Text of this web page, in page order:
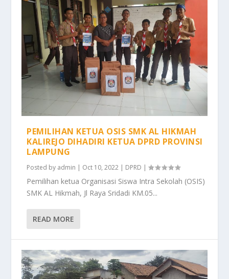
PEMILIHAN KETUA OSIS SMK AL HIKMAH
KALIREJO DIHADIRI KETUA DPRD PROVINSI
LAMPUNG
Posted by admin | Oct 10, 2022 | DPRD |
Pemilihan ketua Organisasi Siswa Intra Sekolah (OSIS)
SMK AL Hikmah, Jl Raya Sridadi KM.05...
READ MORE